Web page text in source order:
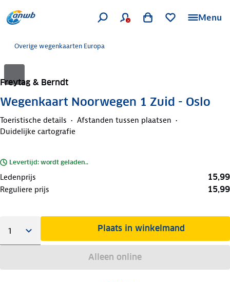
Menu
Overige wegenkaarten Europa
Freytag & Berndt
Wegenkaart Noorwegen 1 Zuid - Oslo
Toeristische details
Afstanden tussen plaatsen
Duidelijke cartografie
Levertijd: wordt geladen..
Ledenprijs 15,99
Reguliere prijs 15,99
Plaats in winkelmand
Alleen online